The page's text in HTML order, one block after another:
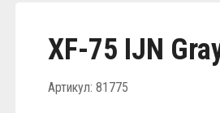
XF-75 IJN
Артикул: 81775